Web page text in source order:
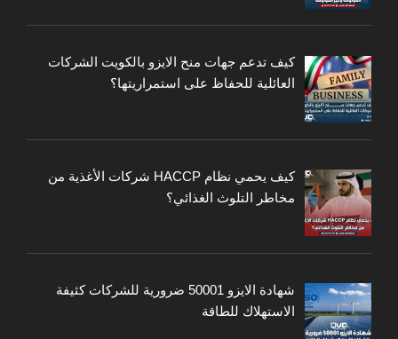
كيف تدعم جهات منح الايزو بالكويت الشركات
العائلية للحفاظ على استمراريتها؟
كيف يحمي نظام HACCP شركات الأغذية من
مخاطر التلوث الغذائي؟
شهادة الايزو 50001 ضرورية للشركات كثيفة
الاستهلاك للطاقة